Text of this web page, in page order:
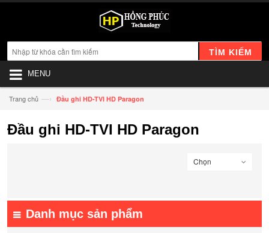
TÌM KIẾM
MENU
Trang chủ —› Đầu ghi HD-TVI HD Paragon
Đầu ghi HD-TVI HD Paragon
Chọn
Danh mục sản phẩm